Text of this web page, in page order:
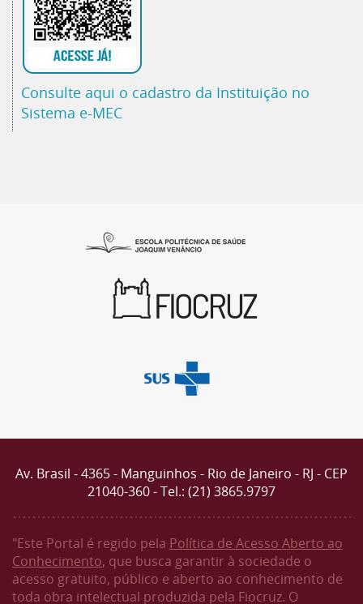
Consulte aqui o cadastro da Instituição no
Sistema e-MEC
Av. Brasil - 4365 - Manguinhos - Rio de Janeiro - RJ - CEP
21040-360 - Tel.: (21) 3865.9797
"Este Portal é regido pela Política de Acesso Aberto ao
Conhecimento, que busca garantir à sociedade o
acesso gratuito, público e aberto ao conhecimento de
toda obra intelectual produzida pela Fiocruz. O